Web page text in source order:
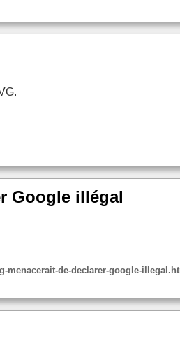
Google illégal
menacerait-de-declarer-google-